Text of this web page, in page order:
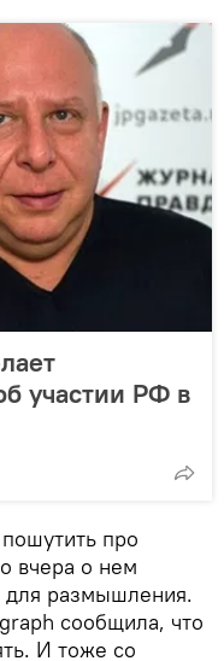
участии РФ в
про
вчера о нем
размышления.
сообщила, что
И тоже со